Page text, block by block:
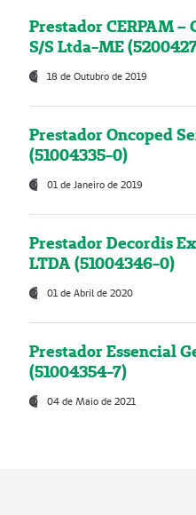
Prestador CERPAM –
S/S Ltda-ME
18 de Outubro de 2019
Prestador Oncoped
(51004335-0)
01 de Janeiro de 2019
Prestador Decordis
LTDA (51004346-0)
01 de Abril de 2020
Prestador Essencial
(51004354-7)
04 de Maio de 2021